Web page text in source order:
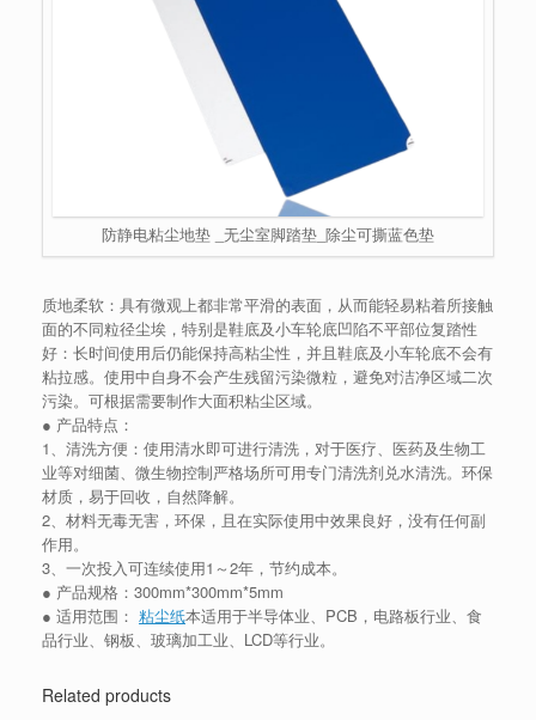
防静电粘尘地垫 _无尘室脚踏垫_除尘可撕蓝色垫
质地柔软：具有微观上都非常平滑的表面，从而能轻易粘着所接触
面的不同粒径尘埃，特别是鞋底及小车轮底凹陷不平部位复踏性
好：长时间使用后仍能保持高粘尘性，并且鞋底及小车轮底不会有
粘拉感。使用中自身不会产生残留污染微粒，避免对洁净区域二次
污染。可根据需要制作大面积粘尘区域。
● 产品特点：
1、清洗方便：使用清水即可进行清洗，对于医疗、医药及生物工
业等对细菌、微生物控制严格场所可用专门清洗剂兑水清洗。环保
材质，易于回收，自然降解。
2、材料无毒无害，环保，且在实际使用中效果良好，没有任何副
作用。
3、一次投入可连续使用1～2年，节约成本。
● 产品规格：300mm*300mm*5mm
● 适用范围： 粘尘纸本适用于半导体业、PCB，电路板行业、食
品行业、钢板、玻璃加工业、LCD等行业。
Related products